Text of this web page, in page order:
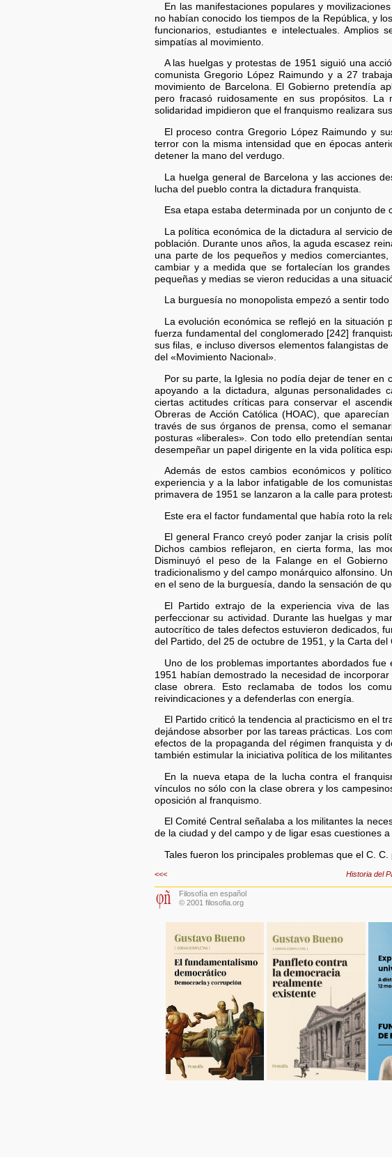
En las manifestaciones populares y
no habían conocido los tiempos de la República, y
funcionarios, estudiantes e intelectuales.
simpatías al movimiento.
A las huelgas y protestas de 1951 siguió una
comunista Gregorio López Raimundo y a 27
movimiento de Barcelona. El Gobierno pretendía
pero fracasó ruidosamente en sus propósitos.
solidaridad impidieron que el franquismo realizara
El proceso contra Gregorio López Raimundo y
terror con la misma intensidad que en épocas
detener la mano del verdugo.
La huelga general de Barcelona y las acciones
lucha del pueblo contra la dictadura franquista.
Esa etapa estaba determinada por un conjunto
La política económica de la dictadura al servicio
población. Durante unos años, la aguda escasez
una parte de los pequeños y medios
cambiar y a medida que se fortalecían los
pequeñas y medias se vieron reducidas a una
La burguesía no monopolista empezó a sentir
La evolución económica se reflejó en la
fuerza fundamental del conglomerado [242]
sus filas, e incluso diversos elementos falangistas
del «Movimiento Nacional».
Por su parte, la Iglesia no podía dejar de tener en
apoyando a la dictadura, algunas personalidades
ciertas actitudes críticas para conservar el
Obreras de Acción Católica (HOAC), que
través de sus órganos de prensa, como el
posturas «liberales». Con todo ello pretendían
desempeñar un papel dirigente en la vida política
Además de estos cambios económicos y
experiencia y a la labor infatigable de los
primavera de 1951 se lanzaron a la calle para
Este era el factor fundamental que había roto la
El general Franco creyó poder zanjar la crisis
Dichos cambios reflejaron, en cierta forma, las
Disminuyó el peso de la Falange en el
tradicionalismo y del campo monárquico alfonsino.
en el seno de la burguesía, dando la sensación de
El Partido extrajo de la experiencia viva de
perfeccionar su actividad. Durante las huelgas y
autocrítico de tales defectos estuvieron dedicados,
del Partido, del 25 de octubre de 1951, y la Carta
Uno de los problemas importantes abordados
1951 habían demostrado la necesidad de
clase obrera. Esto reclamaba de todos los
reivindicaciones y a defenderlas con energía.
El Partido criticó la tendencia al practicismo en el
dejándose absorber por las tareas prácticas. Los
efectos de la propaganda del régimen franquista y
también estimular la iniciativa política de los
En la nueva etapa de la lucha contra el
vínculos no sólo con la clase obrera y los
oposición al franquismo.
El Comité Central señalaba a los militantes la
de la ciudad y del campo y de ligar esas cuestiones
Tales fueron los principales problemas que el C.
<<< Historia del
Filosofía en español
© 2001 filosofia.org